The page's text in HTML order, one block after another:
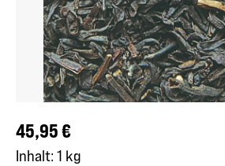
Regulärer Preis:
45,95 €
Inhalt: 1 kg